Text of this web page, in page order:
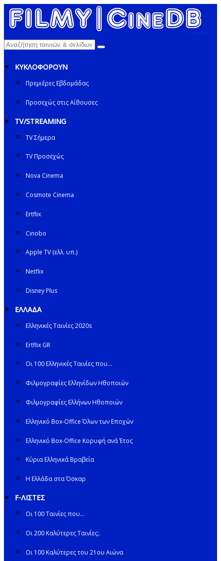
ΚΥΚΛΟΦΟΡΟΥΝ
Πρεμιέρες Εβδομάδας
Προσεχώς στις Αίθουσες
TV/STREAMING
TV Σήμερα
TV Προσεχώς
Nova Cinema
Cosmote Cinema
Ertflix
Cinobo
Apple TV (ελλ. υπ.)
Netflix
Disney Plus
ΕΛΛΑΔΑ
Ελληνικές Ταινίες 2020s
Ertflix GR
Οι 100 Ελληνικές Ταινίες που…
Φιλμογραφίες Ελληνίδων Ηθοποιών
Φιλμογραφίες Ελλήνων Ηθοποιών
Ελληνικό Box-Office Όλων των Εποχών
Ελληνικό Box-Office Κορυφή ανά Έτος
Κύρια Ελληνικά Βραβεία
Η Ελλάδα στα Όσκαρ
F-ΛΙΣΤΕΣ
Οι 100 Ταινίες που…
Οι 200 Καλύτερες Ταινίες;.
Οι 100 Καλύτερες του 21ου Αιώνα